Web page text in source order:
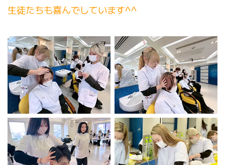
生徒たちも喜んでしています^^